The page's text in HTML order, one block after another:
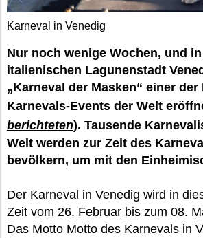
Karneval in Venedig
Nur noch wenige Wochen, und
italienischen Lagunenstadt
„Karneval der Masken“ einer
Karnevals-Events der Welt
berichteten). Tausende
Welt werden zur Zeit des
bevölkern, um mit den
Der Karneval in Venedig wird in
Zeit vom 26. Februar bis zum 08.
Das Motto Motto des Karnevals in